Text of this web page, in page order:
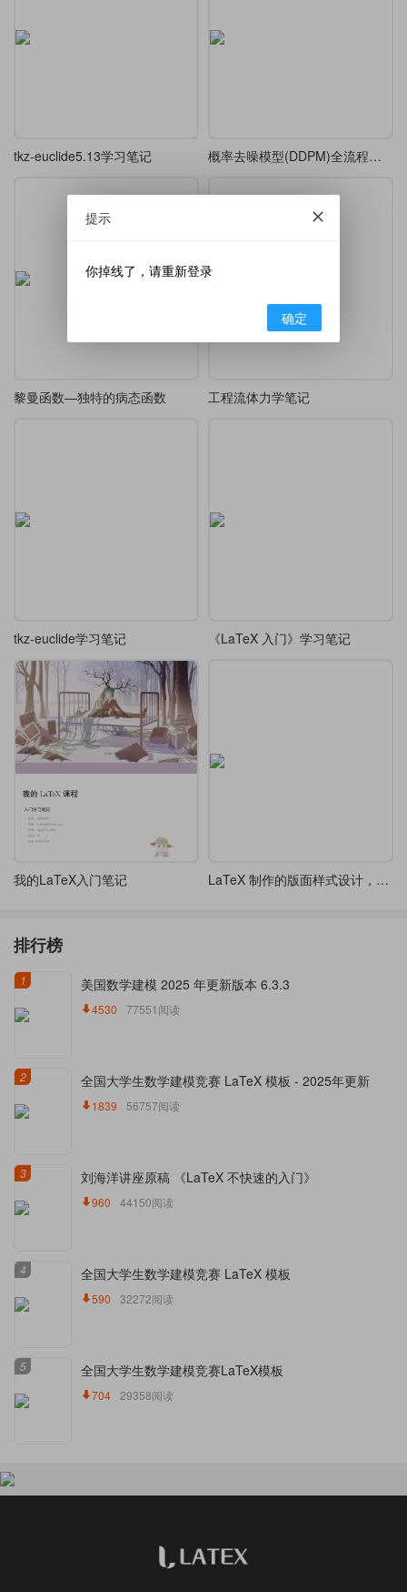
tkz-euclide5.13学习笔记 概率去噪模型(DDPM)全流程推导笔记
黎曼函数—独特的病态函数 工程流体力学笔记
tkz-euclide学习笔记 《LaTeX 入门》学习笔记
我的LaTeX入门笔记 LaTeX 制作的版面样式设计，漂亮的 tcolorbox 盒子
排行榜
1 美国数学建模 2025 年更新版本 6.3.3
4530 77551阅读
2 全国大学生数学建模竞赛 LaTeX 模板 - 2025年更新
1839 56757阅读
3 刘海洋讲座原稿 《LaTeX 不快速的入门》
960 44150阅读
4 全国大学生数学建模竞赛 LaTeX 模板
590 32272阅读
5 全国大学生数学建模竞赛LaTeX模板
704 29358阅读
提示
你掉线了，请重新登录
确定